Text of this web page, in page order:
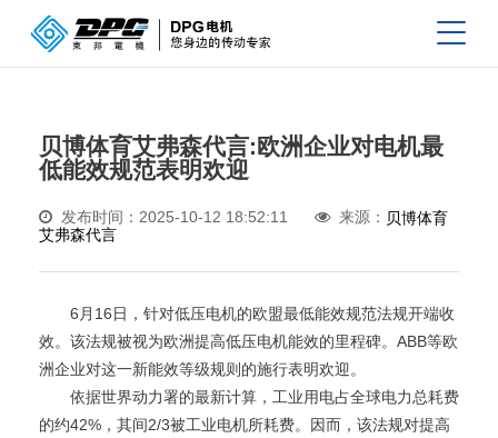
贝博体育艾弗森代言:欧洲企业对电机最
低能效规范表明欢迎
发布时间：2025-10-12 18:52:11 来源： 贝博体育
艾弗森代言
6月16日，针对低压电机的欧盟最低能效规范法规开端收
效。该法规被视为欧洲提高低压电机能效的里程碑。ABB等欧
洲企业对这一新能效等级规则的施行表明欢迎。
依据世界动力署的最新计算，工业用电占全球电力总耗费
的约42%，其间2/3被工业电机所耗费。因而，该法规对提高